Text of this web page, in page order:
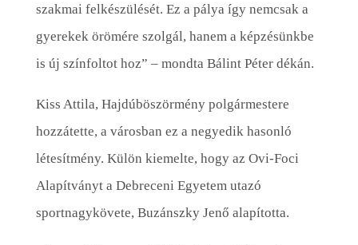
szakmai felkészülését. Ez a pálya így nemcsak a
gyerekek örömére szolgál, hanem a képzésünkbe
is új színfoltot hoz” – mondta Bálint Péter dékán.
Kiss Attila, Hajdúböszörmény polgármestere
hozzátette, a városban ez a negyedik hasonló
létesítmény. Külön kiemelte, hogy az Ovi-Foci
Alapítványt a Debreceni Egyetem utazó
sportnagykövete, Buzánszky Jenő alapította.